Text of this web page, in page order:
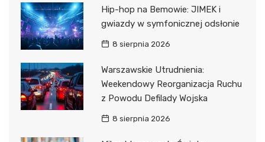
Hip-hop na Bemowie: JIMEK i
gwiazdy w symfonicznej odsłonie
8 sierpnia 2026
Warszawskie Utrudnienia:
Weekendowy Reorganizacja Ruchu
z Powodu Defilady Wojska
8 sierpnia 2026